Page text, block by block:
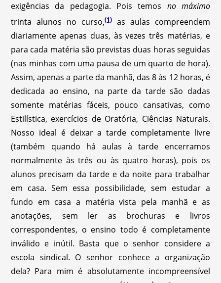
exigências da pedagogia. Pois temos no máximo
trinta alunos no curso,(1) as aulas compreendem
diariamente apenas duas, às vezes três matérias, e
para cada matéria são previstas duas horas seguidas
(nas minhas com uma pausa de um quarto de hora).
Assim, apenas a parte da manhã, das 8 às 12 horas, é
dedicada ao ensino, na parte da tarde são dadas
somente matérias fáceis, pouco cansativas, como
Estilística, exercícios de Oratória, Ciências Naturais.
Nosso ideal é deixar a tarde completamente livre
(também quando há aulas à tarde encerramos
normalmente às três ou às quatro horas), pois os
alunos precisam da tarde e da noite para trabalhar
em casa. Sem essa possibilidade, sem estudar a
fundo em casa a matéria vista pela manhã e as
anotações, sem ler as brochuras e livros
correspondentes, o ensino todo é completamente
inválido e inútil. Basta que o senhor considere a
escola sindical. O senhor conhece a organização
dela? Para mim é absolutamente incompreensível